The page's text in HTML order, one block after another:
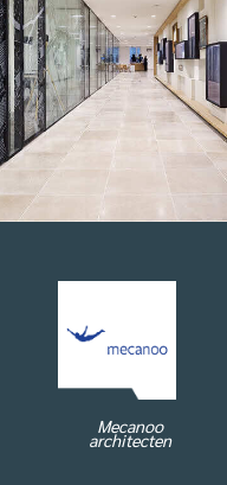
Mecanoo
architecten